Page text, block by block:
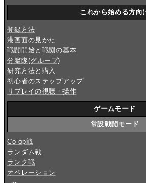
これから始める方向
登録方法
港画面の見かた
戦闘開始と戦闘の基本
分艦隊(グループ)
研究方法と購入
初心者のステップアップ
リプレイの視聴・操作
ゲームモード
常設戦闘モード
Co-op戦
ランダム戦
ランク戦
オペレーション